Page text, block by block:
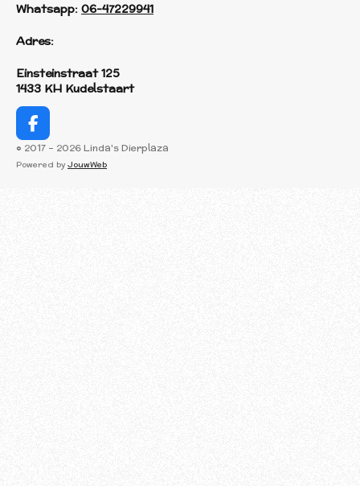
Whatsapp: 06-47229941
Adres:
Einsteinstraat 125
1433 KH Kudelstaart
F
a
c
© 2017 - 2026 Linda's Dierplaza
Powered by JouwWeb